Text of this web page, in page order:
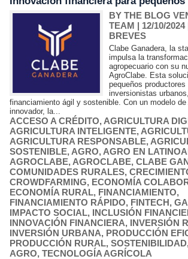
BY THE BLOG
TEAM | 12/10/2024
BREVES
Clabe Ganadera, la
impulsa la
agropecuario con su
AgroClabe. Esta
pequeños
inversionistas
financiamiento ágil y sostenible. Con un modelo
innovador, la...
ACCESO A CRÉDITO, AGRICULTURA
AGRICULTURA INTELIGENTE,
AGRICULTURA RESPONSABLE,
SOSTENIBLE, AGRO, AGRO EN
AGROCLABE, AGROCLABE, CLABE
COMUNIDADES RURALES,
CROWDFARMING, ECONOMÍA
ECONOMÍA RURAL, FINANCIAMIENTO,
FINANCIAMIENTO RÁPIDO, FINTECH,
IMPACTO SOCIAL, INCLUSIÓN
INNOVACIÓN FINANCIERA, INVERSIÓN
INVERSIÓN URBANA, PRODUCCIÓN
PRODUCCIÓN RURAL, SOSTENIBILIDAD
AGRO, TECNOLOGÍA AGRÍCOLA